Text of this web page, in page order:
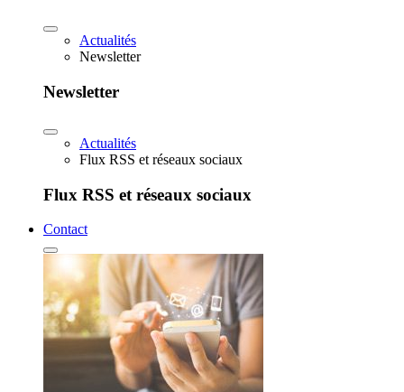
Actualités
Newsletter
Newsletter
Actualités
Flux RSS et réseaux sociaux
Flux RSS et réseaux sociaux
Contact